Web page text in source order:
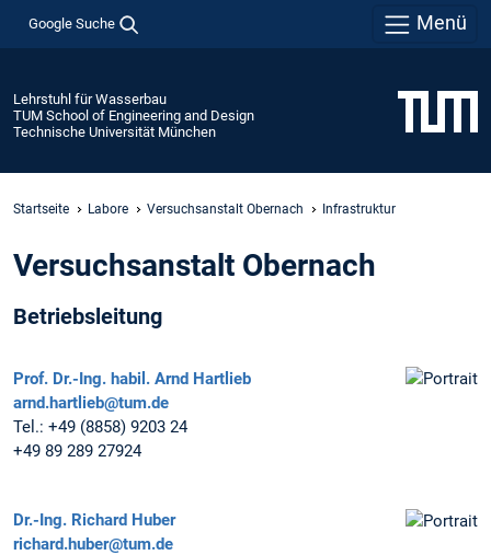
Google Suche Menü
Lehrstuhl für Wasserbau
TUM School of Engineering and Design
Technische Universität München
Startseite Labore Versuchsanstalt Obernach Infrastruktur
Versuchsanstalt Obernach
Betriebsleitung
Prof. Dr.-Ing. habil. Arnd Hartlieb
arnd.hartlieb@tum.de
Tel.: +49 (8858) 9203 24
+49 89 289 27924
Dr.-Ing. Richard Huber
richard.huber@tum.de